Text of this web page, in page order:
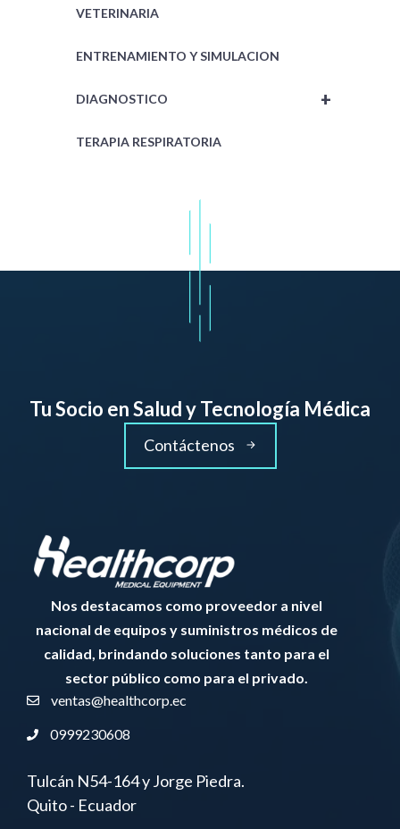
VETERINARIA
ENTRENAMIENTO Y SIMULACION
+
DIAGNOSTICO
TERAPIA RESPIRATORIA
Tu Socio en Salud y Tecnología Médica
Contáctenos
Nos destacamos como proveedor a nivel
nacional de equipos y suministros médicos de
calidad, brindando soluciones tanto para el
sector público como para el privado.
ventas@healthcorp.ec
0999230608
Tulcán N54-164 y Jorge Piedra.
Quito - Ecuador